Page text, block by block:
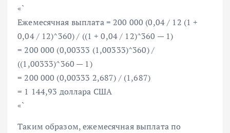
«`
Ежемесячная выплата = 200 000 (0,04 / 12 (1 +
0,04 / 12)^360) / ((1 + 0,04 / 12)^360 — 1)
= 200 000 (0,00333 (1,00333)^360) /
((1,00333)^360 — 1)
= 200 000 (0,00333 2,687) / (1,687)
= 1 144,93 доллара США
«`
Таким образом, ежемесячная выплата по